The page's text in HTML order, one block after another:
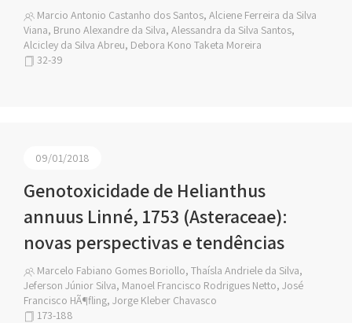
Marcio Antonio Castanho dos Santos, Alciene Ferreira da Silva
Viana, Bruno Alexandre da Silva, Alessandra da Silva Santos,
Alcicley da Silva Abreu, Debora Kono Taketa Moreira
32-39
09/01/2018
Genotoxicidade de Helianthus
annuus Linné, 1753 (Asteraceae):
novas perspectivas e tendências
Marcelo Fabiano Gomes Boriollo, Thaísla Andriele da Silva,
Jeferson Júnior Silva, Manoel Francisco Rodrigues Netto, José
Francisco HÃ¶fling, Jorge Kleber Chavasco
173-188